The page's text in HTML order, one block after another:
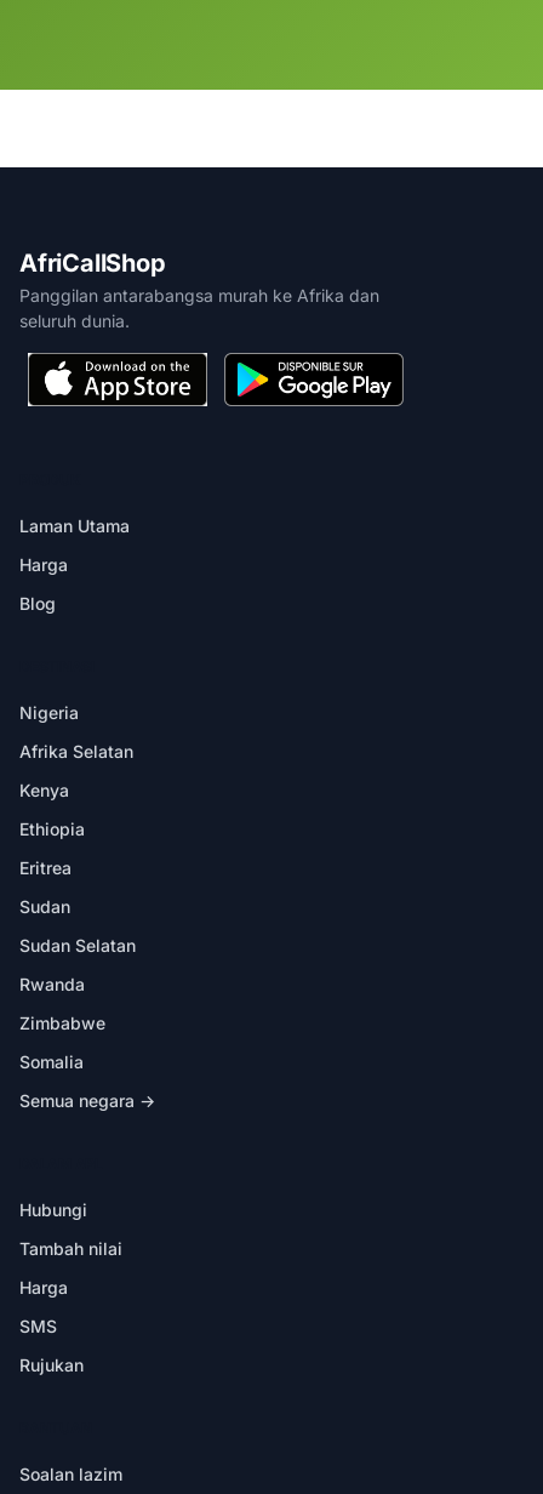
AfriCallShop
Panggilan antarabangsa murah ke Afrika dan
seluruh dunia.
Laman Utama
Harga
Blog
Nigeria
Afrika Selatan
Kenya
Ethiopia
Eritrea
Sudan
Sudan Selatan
Rwanda
Zimbabwe
Somalia
Semua negara →
Hubungi
Tambah nilai
Harga
SMS
Rujukan
Soalan lazim